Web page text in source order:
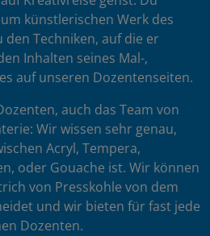
künstlerischen Werk des
Techniken, auf die er
Inhalten seines Mal-,
auf unseren Dozentenseiten.
auch das Team von
Wir wissen sehr genau,
Acryl, Tempera,
oder Gouache ist. Wir können
von Presskohle von dem
und wir bieten für fast jede
Dozenten.